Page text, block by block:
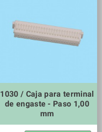
1030 / Caja para terminal
de engaste - Paso 1,00
mm